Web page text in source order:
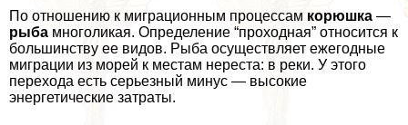
По отношению к миграционным процессам корюшка —
рыба многоликая. Определение “проходная” относится к
большинству ее видов. Рыба осуществляет ежегодные
миграции из морей к местам нереста: в реки. У этого
перехода есть серьезный минус — высокие
энергетические затраты.